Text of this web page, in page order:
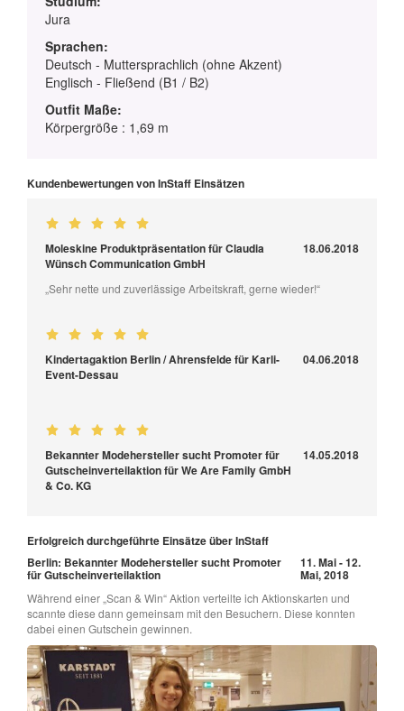
Jura
Sprachen:
Deutsch - Muttersprachlich (ohne Akzent)
Englisch - Fließend (B1 / B2)
Outfit Maße:
Körpergröße : 1,69 m
Kundenbewertungen von InStaff Einsätzen
Moleskine Produktpräsentation für Claudia
Wünsch Communication GmbH
18.06.2018
„Sehr nette und zuverlässige Arbeitskraft, gerne wieder!“
Kindertagaktion Berlin / Ahrensfelde für Karli-
Event-Dessau
04.06.2018
Bekannter Modehersteller sucht Promoter für
Gutscheinverteilaktion für We Are Family GmbH
& Co. KG
14.05.2018
Erfolgreich durchgeführte Einsätze über InStaff
Berlin: Bekannter Modehersteller sucht Promoter
für Gutscheinverteilaktion
11. Mai - 12.
Mai, 2018
Während einer „Scan & Win“ Aktion verteilte ich Aktionskarten und
scannte diese dann gemeinsam mit den Besuchern. Diese konnten
dabei einen Gutschein gewinnen.